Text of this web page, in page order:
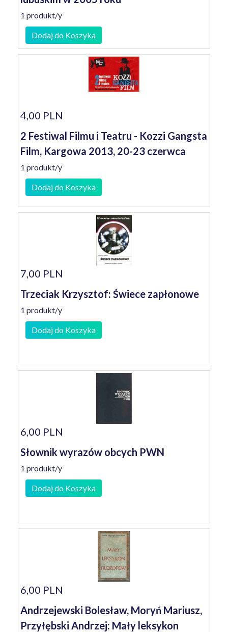
1 produkt/y
Dodaj do Koszyka
4,00 PLN
2 Festiwal Filmu i Teatru - Kozzi Gangsta
Film, Kargowa 2013, 20-23 czerwca
1 produkt/y
Dodaj do Koszyka
7,00 PLN
Trzeciak Krzysztof: Świece zapłonowe
1 produkt/y
Dodaj do Koszyka
6,00 PLN
Słownik wyrazów obcych PWN
1 produkt/y
Dodaj do Koszyka
6,00 PLN
Andrzejewski Bolesław, Moryń Mariusz,
Przyłębski Andrzej: Mały leksykon